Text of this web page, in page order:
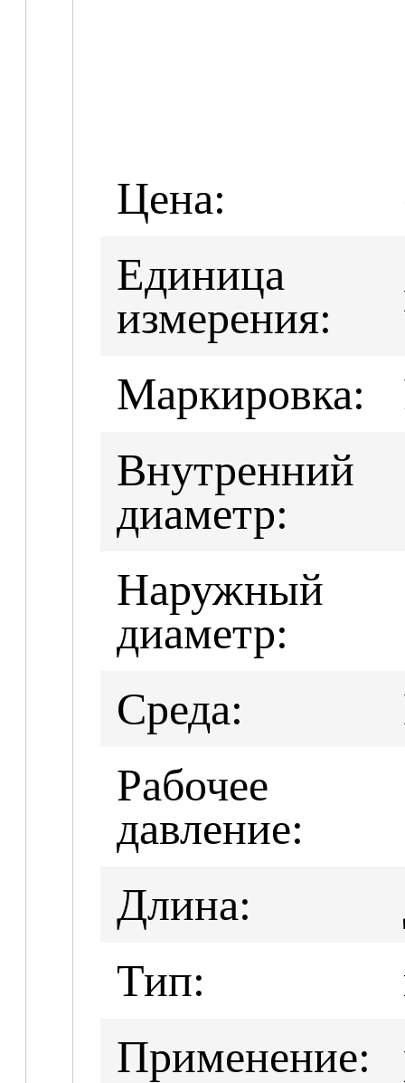
Цена:
Единица
измерения:
Маркировка:
Внутренний
диаметр:
Наружный
диаметр:
Среда:
Рабочее
давление:
Длина:
Тип:
Применение: